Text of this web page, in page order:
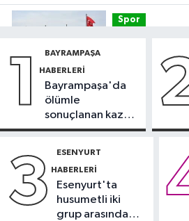
ehliyetinden
Spor
VAR'ları
Sağlık
teknolojiyle
listesi
1 BAYRAMPAŞA
HABERLERI
Bayrampaşa'da
ölümle
sonuçlanan kaza:
Sürücü
3 ESENYURT
HABERLERI
Esenyurt'ta
husumetli iki
grup arasında